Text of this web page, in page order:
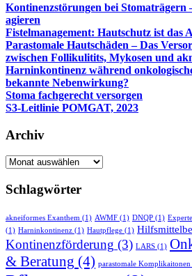
Kontinenzstörungen bei Stomaträgern
agieren
Fistelmanagement: Hautschutz ist das
Parastomale Hautschäden – Das
zwischen Follikulitits, Mykosen und
Harninkontinenz während
bekannte Nebenwirkung?
Stoma fachgerecht versorgen
S3-Leitlinie POMGAT, 2023
Archiv
Archiv
Schlagwörter
akneiformes Exanthem (1) AWMF (1) DNQP (1)
(1) Harninkontinenz (1) Hautpflege (1)
Kontinenzförderung (3) LARS (1)
& Beratung (4) parastomale Komplikaitonen